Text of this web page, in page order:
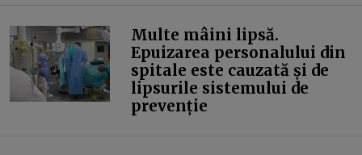
Multe mâini lipsă.
Epuizarea personalului din
spitale este cauzată și de
lipsurile sistemului de
prevenție